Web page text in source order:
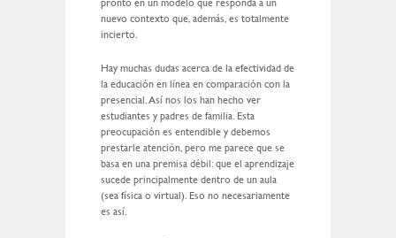
pronto en un modelo que responda a un
nuevo contexto que, además, es totalmente
incierto.
Hay muchas dudas acerca de la efectividad de
la educación en línea en comparación con la
presencial. Así nos los han hecho ver
estudiantes y padres de familia. Esta
preocupación es entendible y debemos
prestarle atención, pero me parece que se
basa en una premisa débil: que el aprendizaje
sucede principalmente dentro de un aula
(sea física o virtual). Eso no necesariamente
es así.